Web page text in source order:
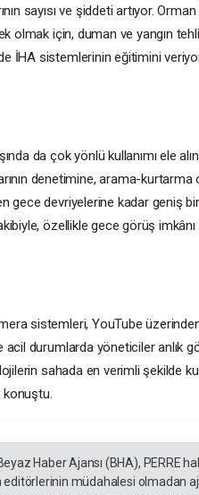
sayısı ve şiddeti artıyor.
olmak için, duman ve yangın
İHA sistemlerinin eğitimini
da çok yönlü kullanımı ele
denetimine, arama-kurtarma
gece devriyelerine kadar geniş bir
özellikle gece görüş
sistemleri, YouTube üzerinden
durumlarda yöneticiler anlık
sahada en verimli şekilde
konuştu.
Haber Ajansı (BHA), PERRE
müdahalesi olmadan